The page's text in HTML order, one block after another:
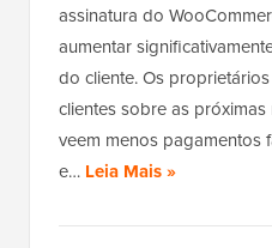
assinatura do
aumentar
do cliente. Os
clientes sobre as
veem menos pagamentos
e… Leia Mais »